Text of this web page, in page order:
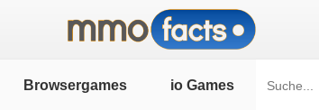
Browsergames io Games